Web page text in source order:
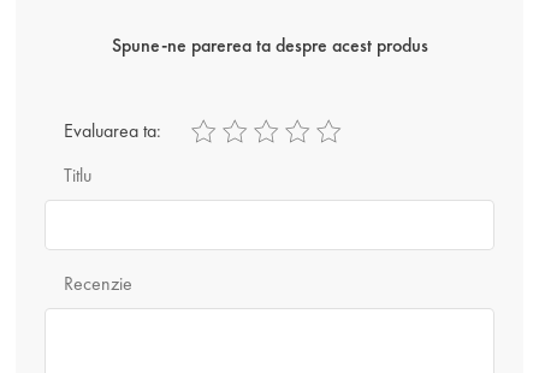
Spune-ne parerea ta despre acest produs
Titlu
Evaluarea ta:
Recenzie